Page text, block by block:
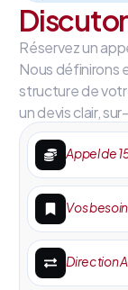
Réservez un
Nous définirons
structure de
un devis clair,
Appel de
Vos
Direction